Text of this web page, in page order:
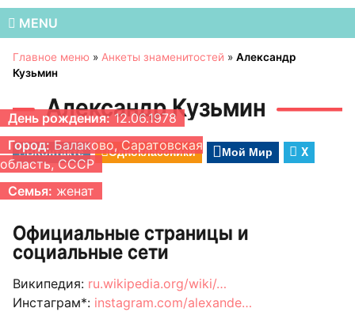
MENU
Главное меню » Анкеты знаменитостей » Александр
Кузьмин
Александр Кузьмин
ВКонтакте Одноклассники Мой Мир X
День рождения:12.06.1978
Город: Балаково, Саратовская
область, СССР
Семья: женат
Официальные страницы и
социальные сети
Википедия: ru.wikipedia.org/wiki/…
Инстаграм*: instagram.com/alexande…